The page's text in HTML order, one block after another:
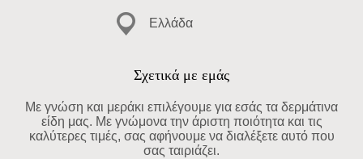
Ελλάδα
Σχετικά με εμάς
Με γνώση και μεράκι επιλέγουμε για εσάς τα δερμάτινα
είδη μας. Με γνώμονα την άριστη ποιότητα και τις
καλύτερες τιμές, σας αφήνουμε να διαλέξετε αυτό που
σας ταιριάζει.